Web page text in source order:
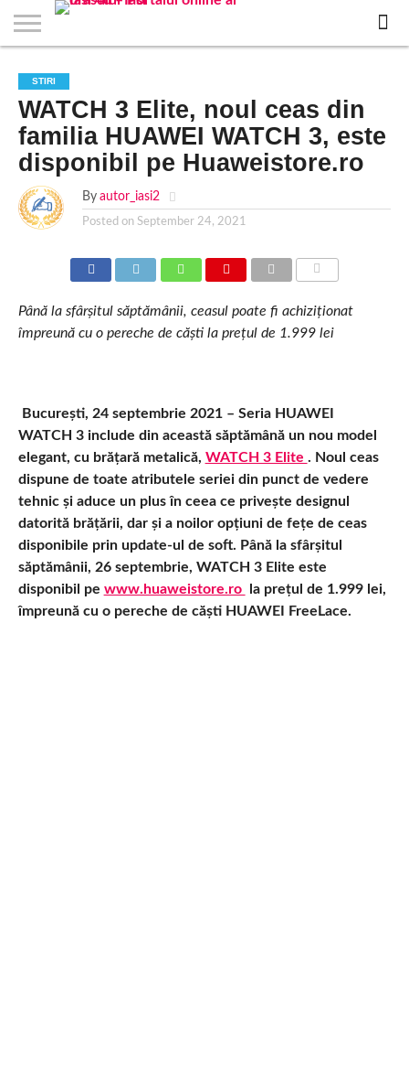
STIRI
APARTAMENTE
NOI IASI
STIRI
IASI
JOBS
IN
IASI
FILME
LA
CINEMA
CLUBURI /
DISCOTECI
BARURI /
CAFENELE
SALI DE
FORTA
SI
FITNESS
SALOANE DE
INFRUMUSETARE
AGENTII
DE
TURISM
IASI
RESTAURANTE
IN IASI
PIZZA
IN
IASI
PISCINA
IN IASI
FLORARII
RADIO
LIVE
IN
IASI
SPALATORII
AUTO
TRACTARI
AUTO
TAXI
IN
IASI
CINEMA
TEATRU
HOTELURI
/
PENSIUNI
TEREN
SPORTIV
TEREN
TENIS
IASI
FARMACII
NON
STOP
COFFEE-
TO-GO
FIRME DE
PUBLICITATE
RENT
A
CAR
STIRI
WATCH 3 Elite, noul ceas din
familia HUAWEI WATCH 3, este
disponibil pe Huaweistore.ro
By autor_iasi2
Posted on September 24, 2021
Până la sfârșitul săptămânii, ceasul poate fi achiziționat
împreună cu o pereche de căști la prețul de 1.999 lei
București, 24 septembrie 2021 – Seria HUAWEI
WATCH 3 include din această săptămână un nou model
elegant, cu brățară metalică, WATCH 3 Elite . Noul ceas
dispune de toate atributele seriei din punct de vedere
tehnic și aduce un plus în ceea ce privește designul
datorită brățării, dar și a noilor opțiuni de fețe de ceas
disponibile prin update-ul de soft. Până la sfârșitul
săptămânii, 26 septembrie, WATCH 3 Elite este
disponibil pe www.huaweistore.ro
la prețul de 1.999 lei,
împreună cu o pereche de căști HUAWEI FreeLace.